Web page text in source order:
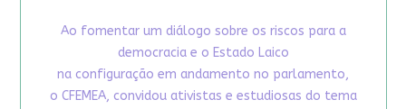
Ao fomentar um diálogo sobre os riscos para a
democracia e o Estado Laico
na configuração em andamento no parlamento,
o CFEMEA, convidou ativistas e estudiosas do tema